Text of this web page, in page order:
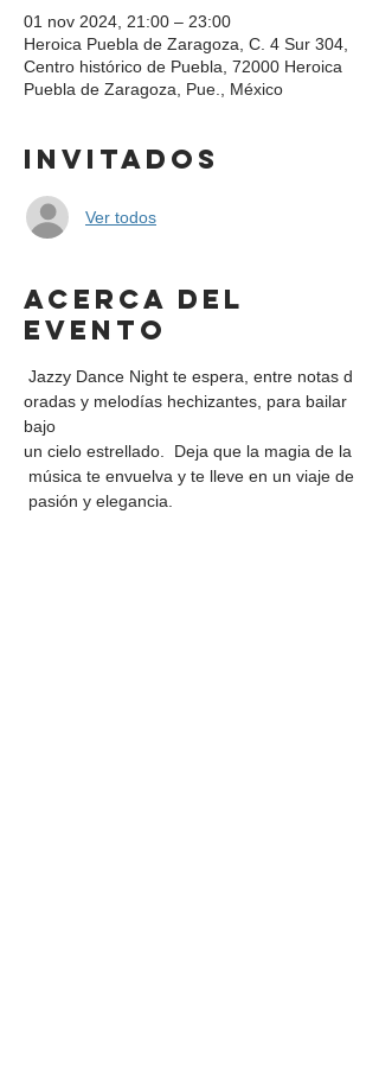
01 nov 2024, 21:00 – 23:00
Heroica Puebla de Zaragoza, C. 4 Sur 304,
Centro histórico de Puebla, 72000 Heroica
Puebla de Zaragoza, Pue., México
Invitados
Ver todos
Acerca del
evento
Jazzy Dance Night te espera, entre notas d
oradas y melodías hechizantes, para bailar
bajo
un cielo estrellado.  Deja que la magia de la
música te envuelva y te lleve en un viaje de
pasión y elegancia.